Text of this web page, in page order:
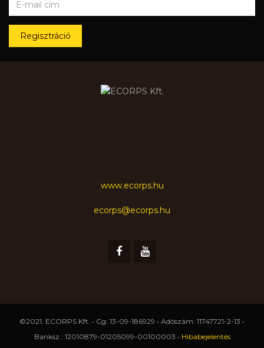
Regisztráció
www.ecorps.hu
ecorps@ecorps.hu
©2021, ECORPS Kft. • Cg: 13-09-186929 • Adószám: 11747721-2-13 •
Banksz.: 12010879-01205099-00100003 • Hibabejelentés